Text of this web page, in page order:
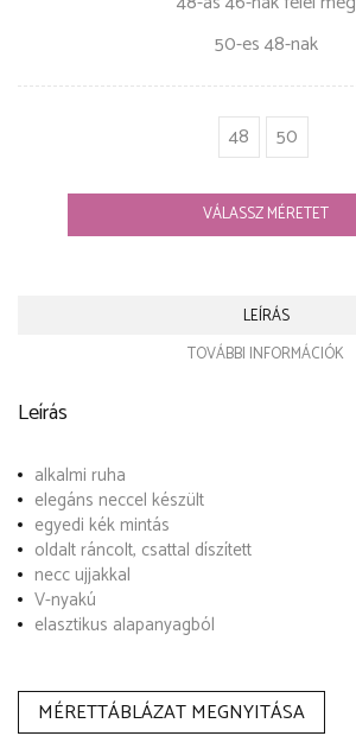
50-es 48-nak
48 50
VÁLASSZ MÉRETET
LEÍRÁS
TOVÁBBI INFORMÁCIÓK
Leírás
alkalmi ruha
elegáns neccel készült
egyedi kék mintás
oldalt ráncolt, csattal díszített
necc ujjakkal
V-nyakú
elasztikus alapanyagból
MÉRETTÁBLÁZAT MEGNYITÁSA